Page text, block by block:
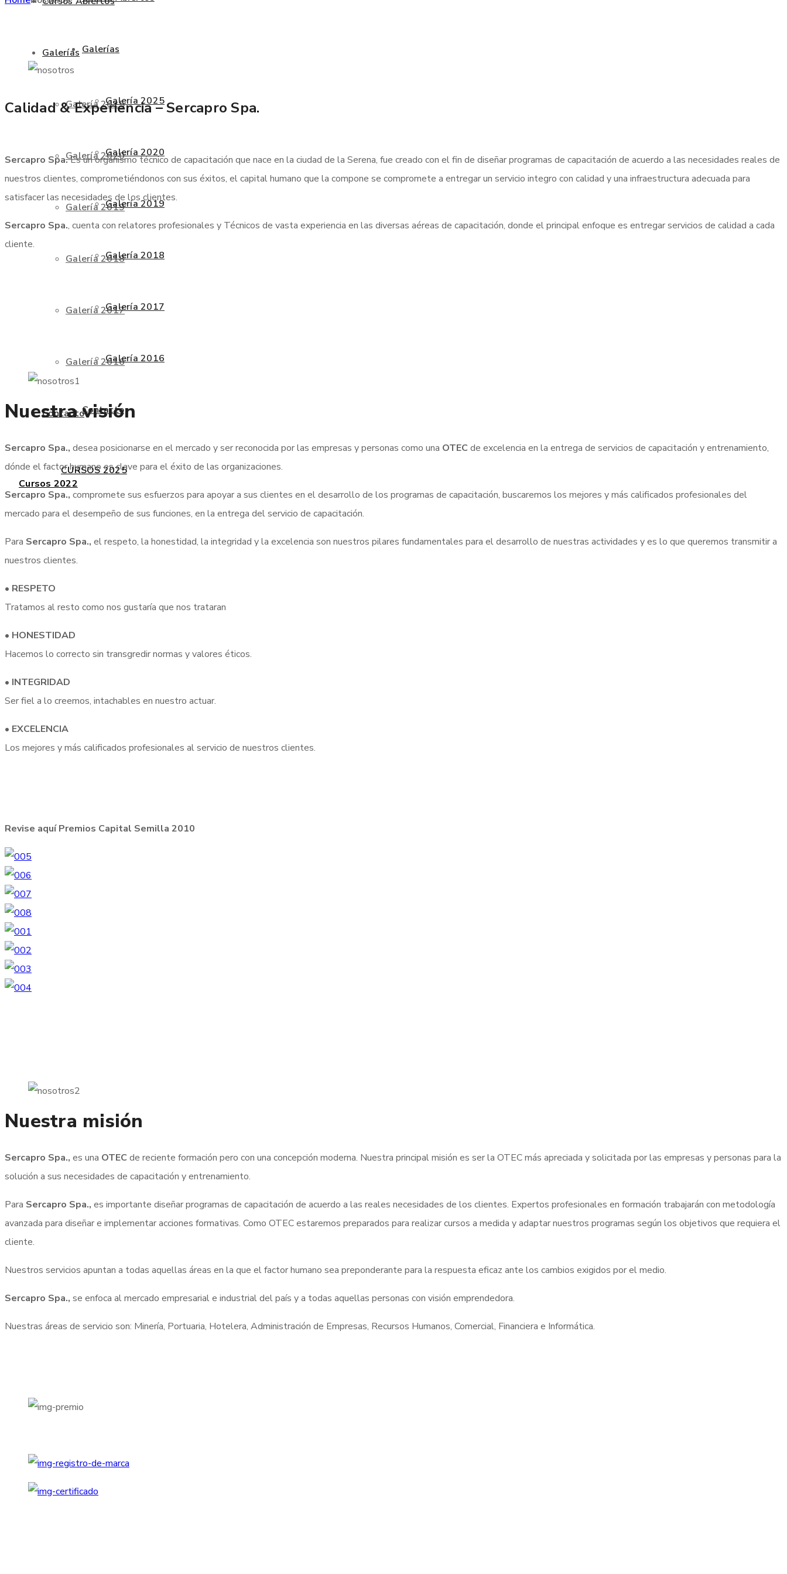
Galerías
Galería 2025
Galería 2020
Galería 2019
Galería 2018
Galería 2017
Galería 2016
Contacto
Cursos 2022
Galerías
Galería 2025
Galería 2020
Galería 2019
Galería 2018
Galería 2017
Galería 2016
Contacto
CURSOS 2025
Calidad & Experiencia – Sercapro Spa.
Sercapro Spa.Es un organismo técnico de capacitación que nace en la ciudad de la Serena, fue creado con el fin de diseñar programas de capacitación de acuerdo a las necesidades reales de
nuestros clientes, comprometiéndonos con sus éxitos, el capital humano que la compone se compromete a entregar un servicio integro con calidad y una infraestructura adecuada para
satisfacer las necesidades de los clientes.
Sercapro Spa., cuenta con relatores profesionales y Técnicos de vasta experiencia en las diversas aéreas de capacitación, donde el principal enfoque es entregar servicios de calidad a cada
cliente.
Nuestra visión
Sercapro Spa., desea posicionarse en el mercado y ser reconocida por las empresas y personas como una OTEC de excelencia en la entrega de servicios de capacitación y entrenamiento,
dónde el factor humano es clave para el éxito de las organizaciones.
Sercapro Spa., compromete sus esfuerzos para apoyar a sus clientes en el desarrollo de los programas de capacitación, buscaremos los mejores y más calificados profesionales del
mercado para el desempeño de sus funciones, en la entrega del servicio de capacitación.
Para Sercapro Spa., el respeto, la honestidad, la integridad y la excelencia son nuestros pilares fundamentales para el desarrollo de nuestras actividades y es lo que queremos transmitir a
nuestros clientes.
• RESPETO
Tratamos al resto como nos gustaría que nos trataran
• HONESTIDAD
Hacemos lo correcto sin transgredir normas y valores éticos.
• INTEGRIDAD
Ser fiel a lo creemos, intachables en nuestro actuar.
• EXCELENCIA
Los mejores y más calificados profesionales al servicio de nuestros clientes.
Revise aquí Premios Capital Semilla 2010
Nuestra misión
Sercapro Spa., es una OTEC de reciente formación pero con una concepción moderna. Nuestra principal misión es ser la OTEC más apreciada y solicitada por las empresas y personas para la
solución a sus necesidades de capacitación y entrenamiento.
Para Sercapro Spa., es importante diseñar programas de capacitación de acuerdo a las reales necesidades de los clientes. Expertos profesionales en formación trabajarán con metodología
avanzada para diseñar e implementar acciones formativas. Como OTEC estaremos preparados para realizar cursos a medida y adaptar nuestros programas según los objetivos que requiera el
cliente.
Nuestros servicios apuntan a todas aquellas áreas en la que el factor humano sea preponderante para la respuesta eficaz ante los cambios exigidos por el medio.
Sercapro Spa., se enfoca al mercado empresarial e industrial del país y a todas aquellas personas con visión emprendedora.
Nuestras áreas de servicio son: Minería, Portuaria, Hotelera, Administración de Empresas, Recursos Humanos, Comercial, Financiera e Informática.